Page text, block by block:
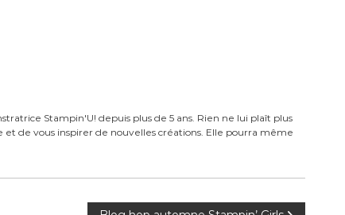
Stampin'U! depuis plus de 5 ans. Rien ne lui plaît plus
de vous inspirer de nouvelles créations. Elle pourra même